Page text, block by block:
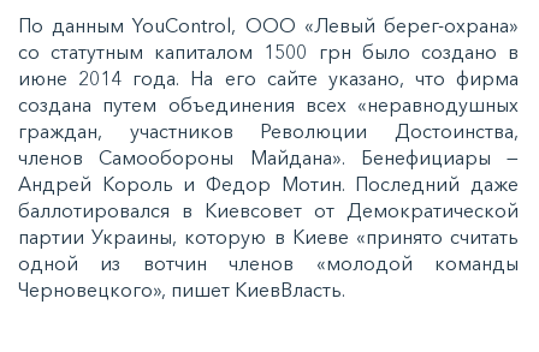
По данным YouControl, ООО «Левый берег-охрана»
со статутным капиталом 1500 грн было создано в
июне 2014 года. На его сайте указано, что фирма
создана путем объединения всех «неравнодушных
граждан, участников Революции Достоинства,
членов Самообороны Майдана». Бенефициары —
Андрей Король и Федор Мотин. Последний даже
баллотировался в Киевсовет от Демократической
партии Украины, которую в Киеве «принято считать
одной из вотчин членов «молодой команды
Черновецкого», пишет КиевВласть.